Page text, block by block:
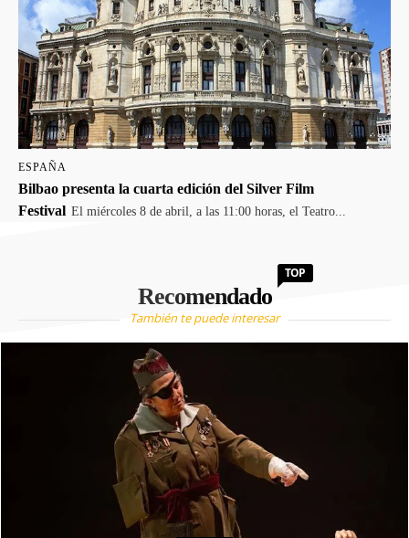
ESPAÑA
Bilbao presenta la cuarta edición del Silver Film
Festival El miércoles 8 de abril, a las 11:00 horas, el Teatro...
Recomendado
TOP
También te puede interesar